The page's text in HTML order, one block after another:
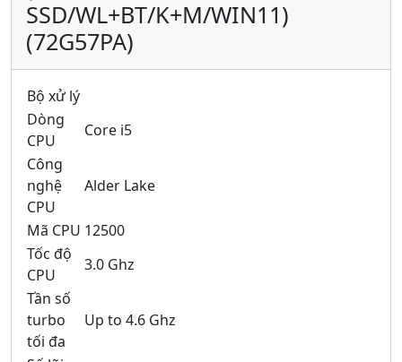
SSD/WL+BT/K+M/WIN11)
(72G57PA)
Bộ xử lý
Dòng
CPU
Core i5
Công
nghệ
CPU
Alder Lake
Mã CPU 12500
Tốc độ
CPU
3.0 Ghz
Tần số
turbo
tối đa
Up to 4.6 Ghz